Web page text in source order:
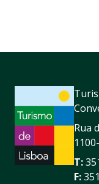
Rua
T:
F: